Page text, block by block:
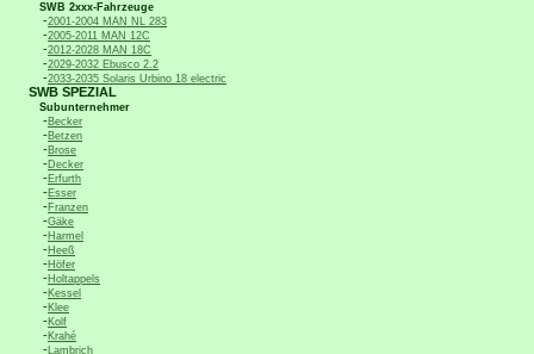
SWB 2xxx-Fahrzeuge
-2001-2004 MAN NL 283
-2005-2011 MAN 12C
-2012-2028 MAN 18C
-2029-2032 Ebusco 2.2
-2033-2035 Solaris Urbino 18 electric
SWB SPEZIAL
Subunternehmer
-Becker
-Betzen
-Brose
-Decker
-Erfurth
-Esser
-Franzen
-Gäke
-Harmel
-Heeß
-Höfer
-Holtappels
-Kessel
-Klee
-Kolf
-Krahé
-Lambrich